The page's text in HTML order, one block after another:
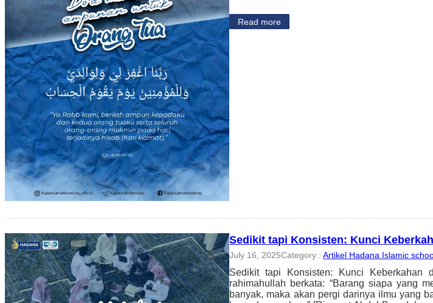
Read more
Sedikit tapi Konsisten: Kunci
July 16, 2025Category :Artikel Hadana Islamic
Sedikit tapi Konsisten: Kunci Keberkahan
rahimahullah berkata: “Barang siapa yang
banyak, maka akan pergi darinya ilmu yang